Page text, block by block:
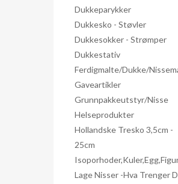
Dukkeparykker
Dukkesko - Støvler
Dukkesokker - Strømper
Dukkestativ
Ferdigmalte/dukke/
Gaveartikler
Grunnpakkeutstyr/nisse
Helseprodukter
Hollandske Tresko 3,5cm -
25cm
Lage Nisser -hva Trenger